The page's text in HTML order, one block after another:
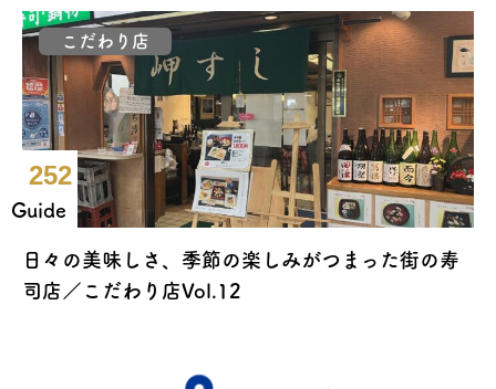
こだわり店
252
Guide
日々の美味しさ、季節の楽しみがつまった街の寿
司店／こだわり店Vol.12